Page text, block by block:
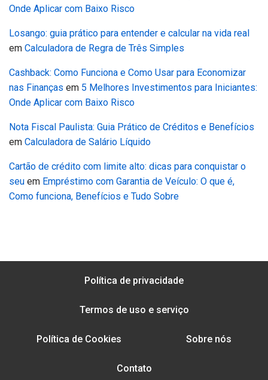
Onde Aplicar com Baixo Risco
Losango: guia prático para entender e calcular na vida real
em Calculadora de Regra de Três Simples
Cashback: Como Funciona e Como Usar para Economizar
nas Finanças em 5 Melhores Investimentos para Iniciantes:
Onde Aplicar com Baixo Risco
Nota Fiscal Paulista: Guia Prático de Créditos e Benefícios
em Calculadora de Salário Líquido
Cartão de crédito com limite alto: dicas para conquistar o
seu em Empréstimo com Garantia de Veículo: O que é,
Como funciona, Benefícios e Tudo Sobre
Política de privacidade
Termos de uso e serviço
Política de Cookies Sobre nós
Contato